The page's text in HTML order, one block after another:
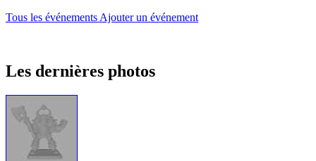
Tous les événements Ajouter un événement
Les dernières photos